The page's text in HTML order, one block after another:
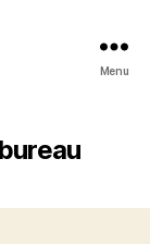
Menu